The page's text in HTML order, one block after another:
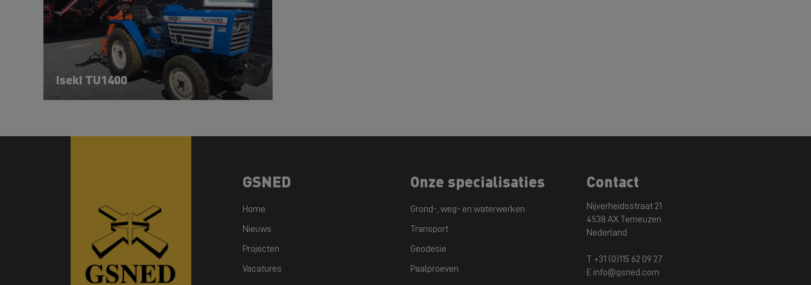
Iseki TU1400
GSNED
Home
Nieuws
Projecten
Vacatures
Onze specialisaties
Grond-, weg- en waterwerken
Transport
Geodesie
Paalproeven
Contact
Nijverheidsstraat 21
4538 AX Terneuzen
Nederland
T +31 (0)115 62 09 27
E info@gsned.com